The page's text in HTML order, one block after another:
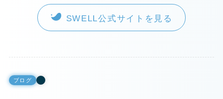
SWELL公式サイトを見る
ブログ